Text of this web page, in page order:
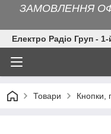
ЗАМОВЛЕННЯ
Електро Радіо Груп - 1-
Товари Кнопки,